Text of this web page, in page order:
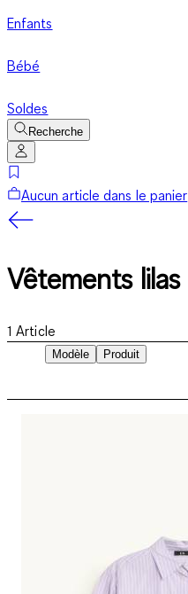
Enfants
Bébé
Soldes
Recherche
Aucun article dans le panier
Vêtements lilas
1 Article
Modèle
Produit